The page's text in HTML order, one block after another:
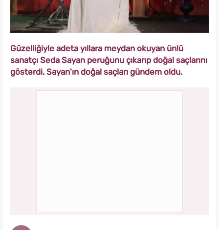
Güzelliğiyle adeta yıllara meydan okuyan ünlü
sanatçı Seda Sayan peruğunu çıkarıp doğal saçlarını
gösterdi. Sayan'ın doğal saçları gündem oldu.